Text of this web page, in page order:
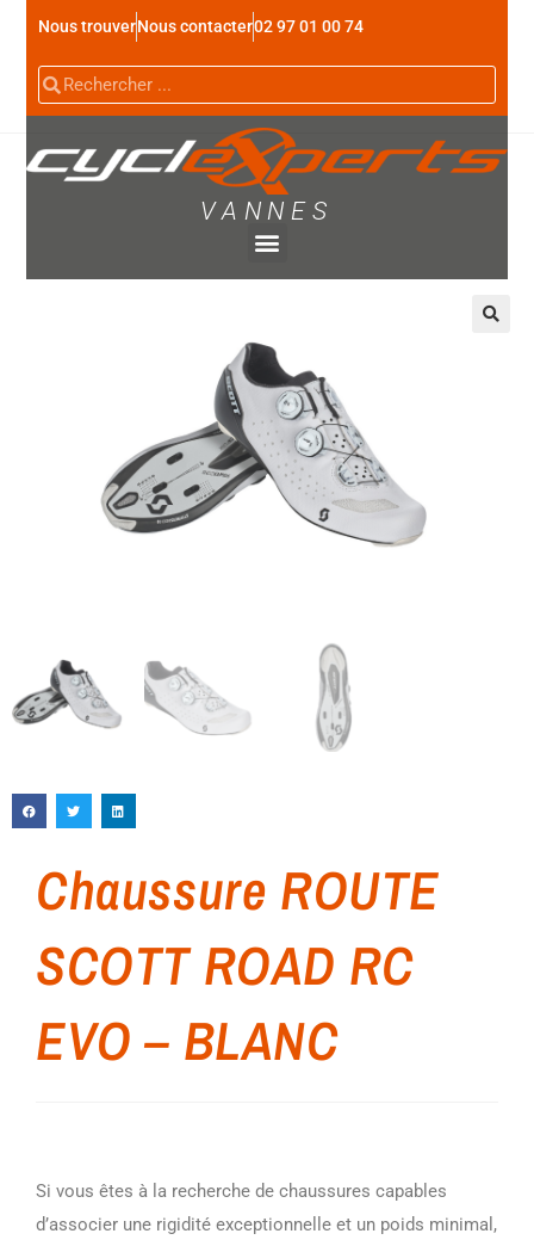
Nous trouverNous contacter02 97 01 00 74
VANNES
Chaussure ROUTE
SCOTT ROAD RC
EVO – BLANC
Si vous êtes à la recherche de chaussures capables
d’associer une rigidité exceptionnelle et un poids minimal,